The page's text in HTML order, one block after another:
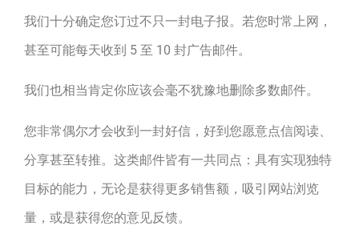
我们十分确定您订过不只一封电子报。若您时常上网，
甚至可能每天收到 5 至 10 封广告邮件。
我们也相当肯定你应该会毫不犹豫地删除多数邮件。
您非常偶尔才会收到一封好信，好到您愿意点信阅读、
分享甚至转推。这类邮件皆有一共同点：具有实现独特
目标的能力，无论是获得更多销售额，吸引网站浏览
量，或是获得您的意见反馈。